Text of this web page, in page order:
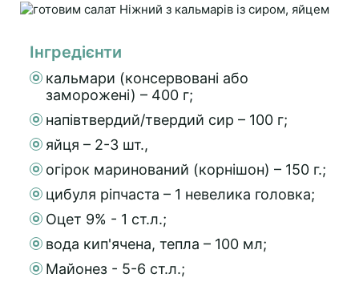
Інгредієнти
кальмари (консервовані або
заморожені) – 400 г;
напівтвердий/твердий сир – 100 г;
яйця – 2-3 шт.,
огірок маринований (корнішон) – 150 г.;
цибуля ріпчаста – 1 невелика головка;
Оцет 9% - 1 ст.л.;
вода кип'ячена, тепла – 100 мл;
Майонез - 5-6 ст.л.;